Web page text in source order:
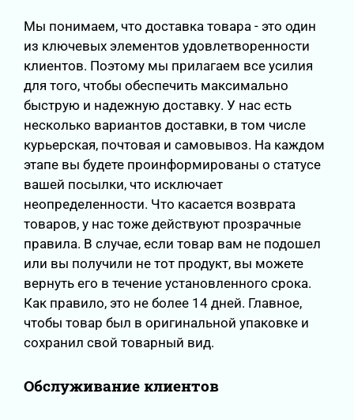
Мы понимаем, что доставка товара - это один
из ключевых элементов удовлетворенности
клиентов. Поэтому мы прилагаем все усилия
для того, чтобы обеспечить максимально
быструю и надежную доставку. У нас есть
несколько вариантов доставки, в том числе
курьерская, почтовая и самовывоз. На каждом
этапе вы будете проинформированы о статусе
вашей посылки, что исключает
неопределенности. Что касается возврата
товаров, у нас тоже действуют прозрачные
правила. В случае, если товар вам не подошел
или вы получили не тот продукт, вы можете
вернуть его в течение установленного срока.
Как правило, это не более 14 дней. Главное,
чтобы товар был в оригинальной упаковке и
сохранил свой товарный вид.
Обслуживание клиентов